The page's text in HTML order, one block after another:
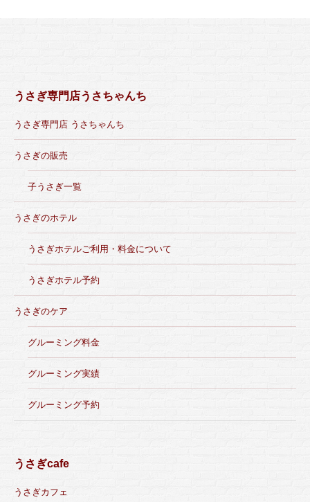
うさぎ専門店うさちゃんち
うさぎ専門店 うさちゃんち
うさぎの販売
子うさぎ一覧
うさぎのホテル
うさぎホテルご利用・料金について
うさぎホテル予約
うさぎのケア
グルーミング料金
グルーミング実績
グルーミング予約
うさぎcafe
うさぎカフェ